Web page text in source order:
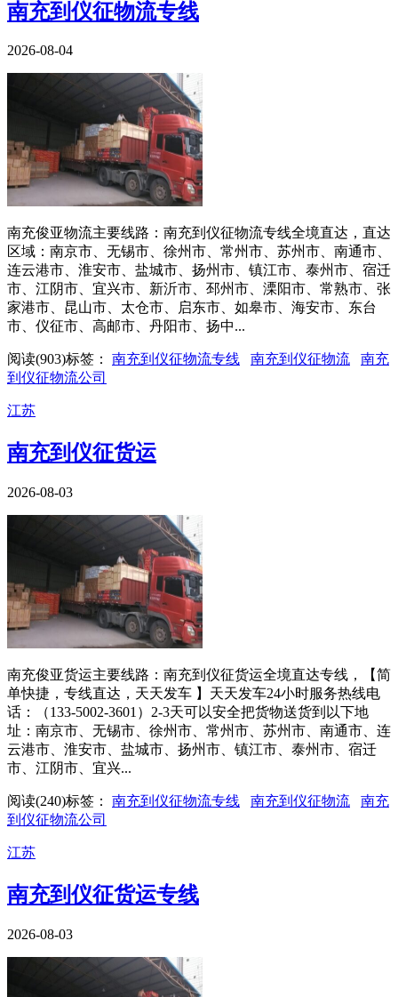
南充到仪征物流专线
2026-08-04
南充俊亚物流主要线路：南充到仪征物流专线全境直达，直达
区域：南京市、无锡市、徐州市、常州市、苏州市、南通市、
连云港市、淮安市、盐城市、扬州市、镇江市、泰州市、宿迁
市、江阴市、宜兴市、新沂市、邳州市、溧阳市、常熟市、张
家港市、昆山市、太仓市、启东市、如皋市、海安市、东台
市、仪征市、高邮市、丹阳市、扬中...
阅读(903)标签： 南充到仪征物流专线 南充到仪征物流
南充
到仪征物流公司
江苏
南充到仪征货运
2026-08-03
南充俊亚货运主要线路：南充到仪征货运全境直达专线，【简
单快捷，专线直达，天天发车 】天天发车24小时服务热线电
话：（133-5002-3601）2-3天可以安全把货物送货到以下地
址：南京市、无锡市、徐州市、常州市、苏州市、南通市、连
云港市、淮安市、盐城市、扬州市、镇江市、泰州市、宿迁
市、江阴市、宜兴...
阅读(240)标签： 南充到仪征物流专线 南充到仪征物流
南充
到仪征物流公司
江苏
南充到仪征货运专线
2026-08-03